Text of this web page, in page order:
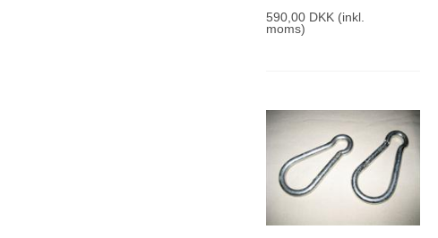
590,00 DKK (inkl.
moms)